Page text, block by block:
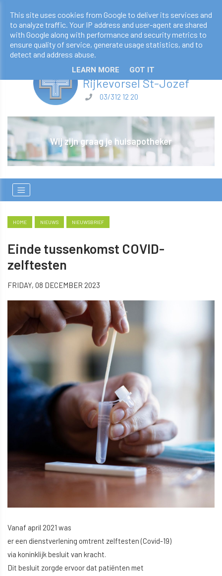
apotheekderveaux@telenet.be
03/312 12 20
Apotheek Derveaux
​​​​​​​Rijkevorsel St-Jozef
03/312 12 20
Wij zijn graag je huisapotheker
HOME NIEUWS NIEUWSBRIEF
Einde tussenkomst COVID-
zelftesten
FRIDAY, 08 DECEMBER 2023
Vanaf april 2021 was
er een dienstverlening omtrent zelftesten (Covid-19)
via koninklijk besluit van kracht.
Dit besluit zorgde ervoor dat patiënten met
This site uses cookies from Google to deliver its services and
to analyze traffic. Your IP address and user-agent are shared
with Google along with performance and security metrics to
ensure quality of service, generate usage statistics, and to
detect and address abuse.
LEARN MORE GOT IT